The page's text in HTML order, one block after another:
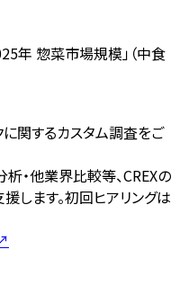
年 惣菜市場規模」（中食
関するカスタム調査をご
・他業界比較等、CREXの
します。初回ヒアリングは